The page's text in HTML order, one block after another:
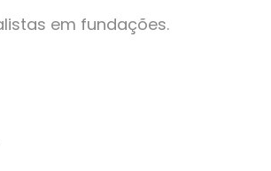
em fundações.